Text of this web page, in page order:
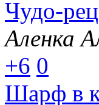
Чудо-
Аленка
+6 0
Шарф в